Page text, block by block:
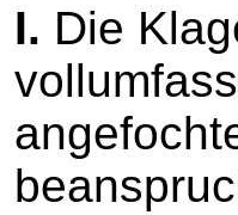
I. Die